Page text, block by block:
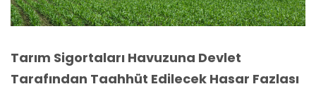
Tarım Sigortaları Havuzuna Devlet
Tarafından Taahhüt Edilecek Hasar Fazlası